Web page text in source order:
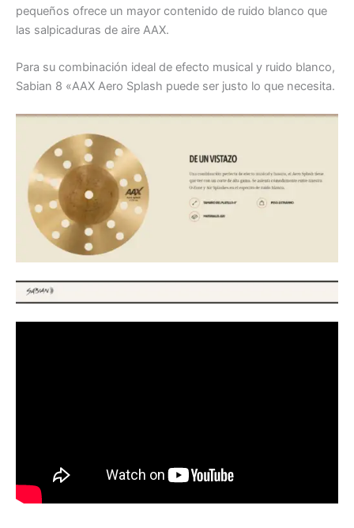
pequeños ofrece un mayor contenido de ruido blanco que
las salpicaduras de aire AAX.
Para su combinación ideal de efecto musical y ruido blanco,
Sabian 8 «AAX Aero Splash puede ser justo lo que necesita.